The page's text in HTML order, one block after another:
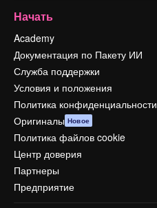
Начать
Academy
Документация по Пакету ИИ
Служба поддержки
Условия и положения
Политика конфиденциальности
Оригиналы Новое
Политика файлов cookie
Центр доверия
Партнеры
Предприятие